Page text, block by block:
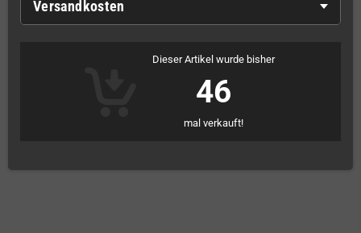
Versandkosten
Dieser Artikel wurde bisher
46
mal verkauft!